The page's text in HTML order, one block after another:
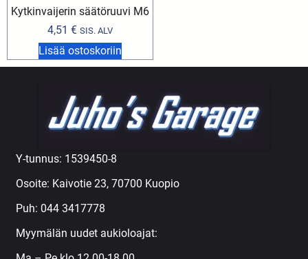
Kytkinvaijerin säätöruuvi M6
4,51 € SIS. ALV
Lisää ostoskoriin
Y-tunnus: 1539450-8
Osoite: Kaivotie 23, 70700 Kuopio
Puh: 044 3417778
Myymälän uudet aukioloajat: